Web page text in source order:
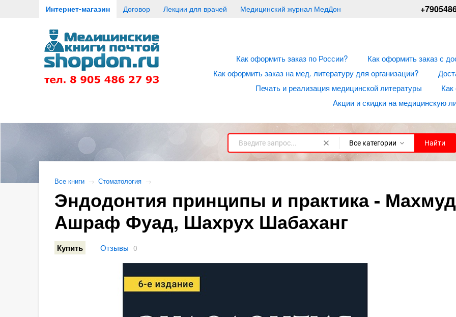
Интернет-магазин Договор Лекции для врачей Медицинский журнал МедДон
Как оформить заказ по России?
Как оформить заказ с
Как оформить заказ на мед. литературу для организации?
Печать и реализация медицинской литературы
Как
Акции и скидки на медицинскую
Все категории Найти
Все книги → Стоматология →
Эндодонтия принципы и практика -
Ашраф Фуад, Шахрух Шабаханг
Купить Отзывы 0